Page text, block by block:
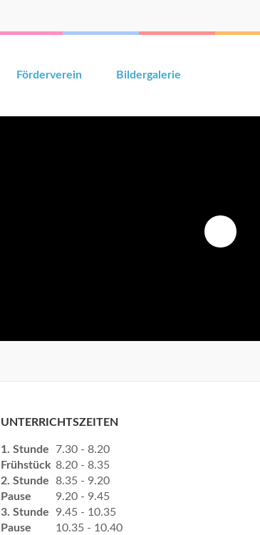
Förderverein Bildergalerie
UNTERRICHTSZEITEN
1. Stunde
7.30 - 8.20
Frühstück 8.20 - 8.35
2. Stunde
8.35 - 9.20
Pause
9.20 - 9.45
3. Stunde
9.45 - 10.35
Pause
10.35 - 10.40